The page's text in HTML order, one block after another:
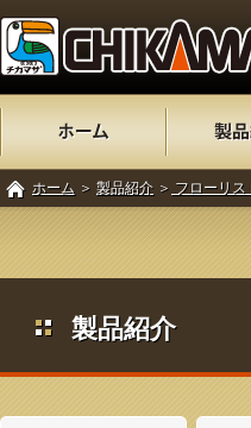
ホーム ＞ 製品紹介 ＞ フローリス
製品紹介